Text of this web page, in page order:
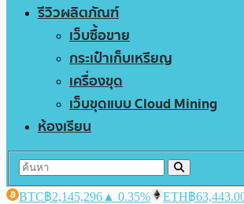
รีวิวผลิตภัณฑ์
เว็บซื้อขาย
กระเป๋าเก็บเหรียญ
เครื่องขุด
เว็บขุดแบบ Cloud Mining
ห้องเรียน
BTC฿2,145,296 ▲ 0.35% ETH฿